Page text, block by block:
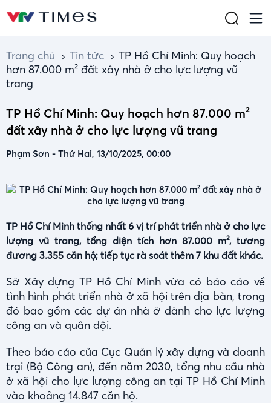
Trang chủ Tin tức
TP Hồ Chí Minh: Quy hoạch
hơn 87.000 m² đất xây nhà ở cho lực lượng vũ
trang
TP Hồ Chí Minh: Quy hoạch hơn 87.000 m²
đất xây nhà ở cho lực lượng vũ trang
Phạm Sơn - Thứ Hai, 13/10/2025, 00:00
TP Hồ Chí Minh thống nhất 6 vị trí phát triển nhà ở cho lực
lượng vũ trang, tổng diện tích hơn 87.000 m², tương
đương 3.355 căn hộ; tiếp tục rà soát thêm 7 khu đất khác.
Sở Xây dựng TP Hồ Chí Minh vừa có báo cáo về
tình hình phát triển nhà ở xã hội trên địa bàn, trong
đó bao gồm các dự án nhà ở dành cho lực lượng
công an và quân đội.
Theo báo cáo của Cục Quản lý xây dựng và doanh
trại (Bộ Công an), đến năm 2030, tổng nhu cầu nhà
ở xã hội cho lực lượng công an tại TP Hồ Chí Minh
vào khoảng 14.847 căn hộ.